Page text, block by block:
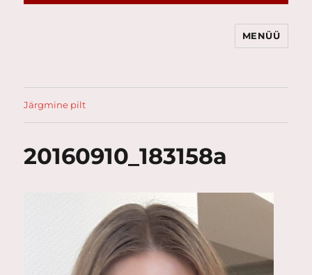
MENÜÜ
Järgmine pilt
20160910_183158a